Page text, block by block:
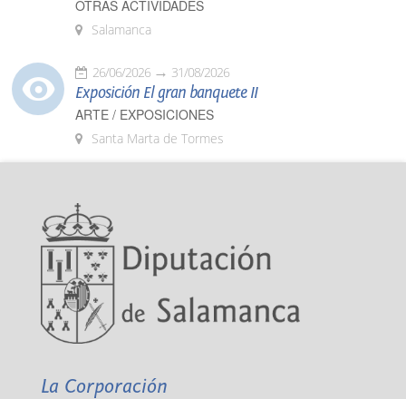
OTRAS ACTIVIDADES
Salamanca
26/06/2026 31/08/2026
Exposición El gran banquete II
ARTE / EXPOSICIONES
Santa Marta de Tormes
La Corporación